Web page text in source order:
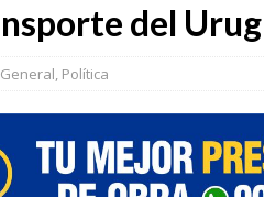
del
General, Política